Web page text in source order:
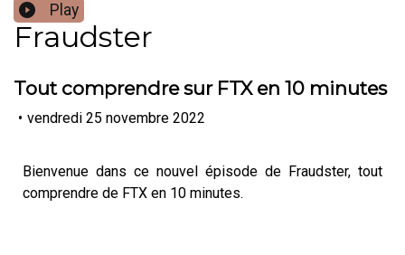
Play
Fraudster
Tout comprendre sur FTX en 10 minutes
• vendredi 25 novembre 2022
Bienvenue dans ce nouvel épisode de Fraudster, tout
comprendre de FTX en 10 minutes.